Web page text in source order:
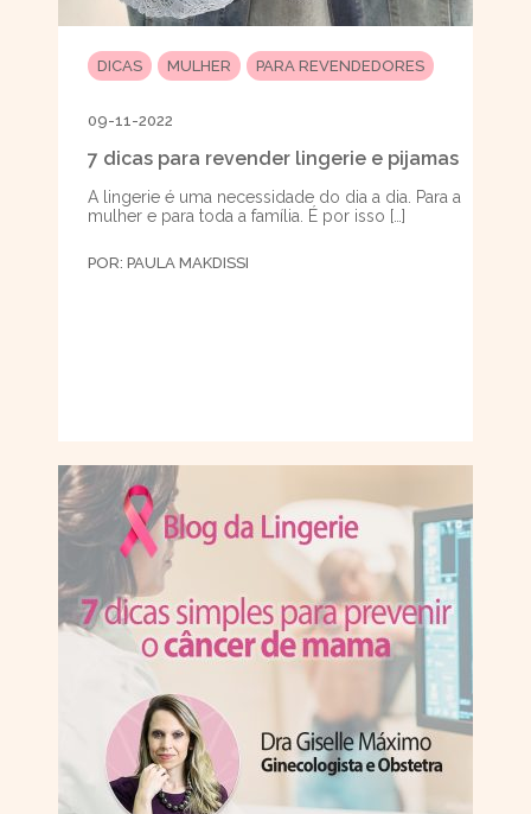
DICAS MULHER PARA REVENDEDORES
09-11-2022
7 dicas para revender lingerie e pijamas
A lingerie é uma necessidade do dia a dia. Para a
mulher e para toda a família. É por isso […]
POR: PAULA MAKDISSI